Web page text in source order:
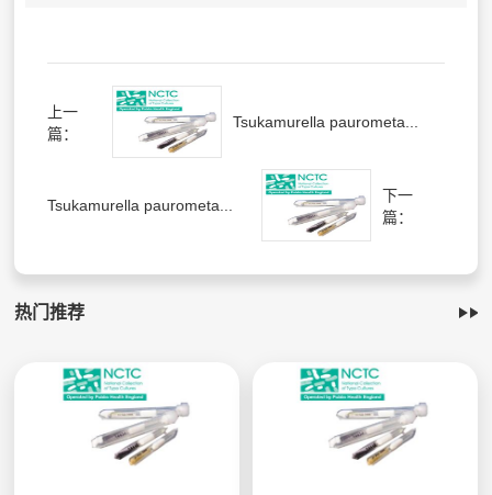
上一
篇：
Tsukamurella paurometa...
Tsukamurella paurometa...
下一
篇：
热门推荐